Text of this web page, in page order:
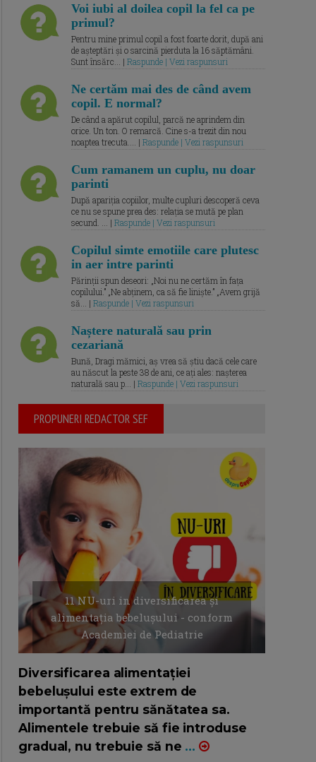
Voi iubi al doilea copil la fel ca pe
primul?
Pentru mine primul copil a fost foarte dorit, după ani
de așteptări și o sarcină pierduta la 16 săptămâni.
Sunt însărc... | Raspunde | Vezi raspunsuri
Ne certăm mai des de când avem
copil. E normal?
De când a apărut copilul, parcă ne aprindem din
orice. Un ton. O remarcă. Cine s-a trezit din nou
noaptea trecuta.... | Raspunde | Vezi raspunsuri
Cum ramanem un cuplu, nu doar
parinti
După apariția copiilor, multe cupluri descoperă ceva
ce nu se spune prea des: relația se mută pe plan
secund. ... | Raspunde | Vezi raspunsuri
Copilul simte emotiile care plutesc
in aer intre parinti
Părinții spun deseori: „Noi nu ne certăm în fața
copilului.” „Ne abținem, ca să fie liniște.” „Avem grijă
să... | Raspunde | Vezi raspunsuri
Naștere naturală sau prin
cezariană
Bună, Dragi mămici, aș vrea să știu dacă cele care
au născut la peste 38 de ani, ce ați ales: nașterea
naturală sau p... | Raspunde | Vezi raspunsuri
PROPUNERI REDACTOR SEF
11 NU-uri in diversificarea și
alimentația bebelușului - conform
Academiei de Pediatrie
Diversificarea alimentației
bebelușului este extrem de
importantă pentru sănătatea sa.
Alimentele trebuie să fie introduse
gradual, nu trebuie să ne ...